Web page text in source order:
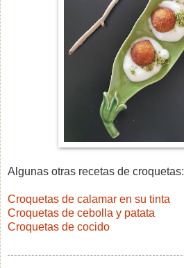
Algunas otras recetas de croquetas:
Croquetas de calamar en su tinta
Croquetas de cebolla y patata
Croquetas de cocido